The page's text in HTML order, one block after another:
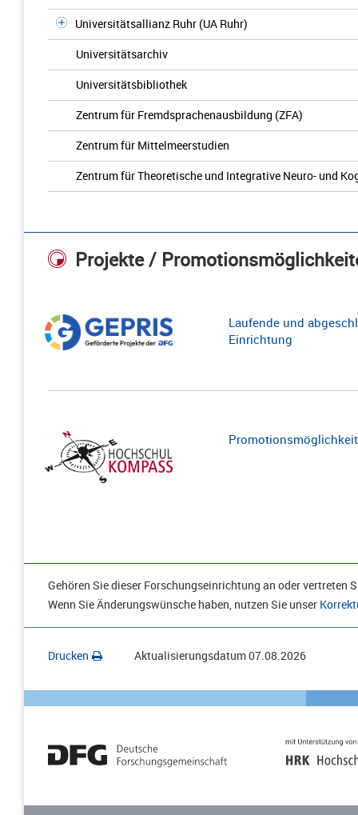
Universitätsallianz Ruhr (UA Ruhr)
Universitätsarchiv
Universitätsbibliothek
Zentrum für Fremdsprachenausbildung (ZFA)
Zentrum für Mittelmeerstudien
Zentrum für Theoretische und Integrative Neuro- und
Projekte /
Laufende und
Einrichtung
Gehören Sie dieser Forschungseinrichtung an oder vertreten
Wenn Sie Änderungswünsche haben, nutzen Sie unser
Drucken Aktualisierungsdatum07.08.2026